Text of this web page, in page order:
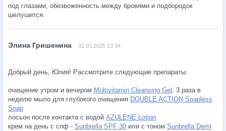
под глазами, обезвоженность между бровями и подбородок
шелушится.
31.03.2025 13:34
Добрый день, Юлия! Рассмотрите следующие препараты:
очищение утром и вечером Multivitamin Cleansing Gel , 3 раза в
неделю мыло для глубокого очищения DOUBLE ACTION Soapless
Soap
лосьон после контакта с водой AZULENE Lotion
крем на день с спф - Sunbrella SPF 30 или с тоном Sunbrella Demi